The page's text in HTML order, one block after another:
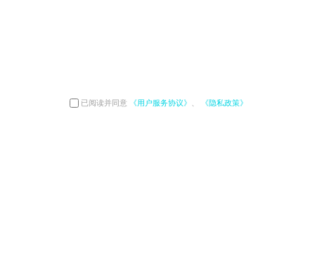
已阅读并同意 《用户服务协议》 《隐私政策》